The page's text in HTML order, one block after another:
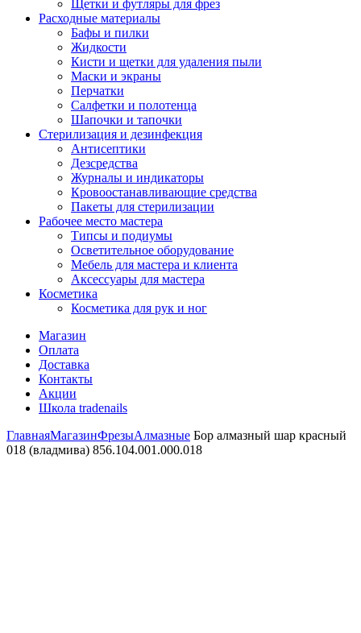
Щетки и футляры для фрез
Расходные материалы
Бафы и пилки
Жидкости
Кисти и щетки для удаления пыли
Маски и экраны
Перчатки
Салфетки и полотенца
Шапочки и тапочки
Стерилизация и дезинфекция
Антисептики
Дезсредства
Журналы и индикаторы
Кровоостанавливающие средства
Пакеты для стерилизации
Рабочее место мастера
Типсы и подиумы
Осветительное оборудование
Мебель для мастера и клиента
Аксессуары для мастера
Косметика
Косметика для рук и ног
Магазин
Оплата
Доставка
Контакты
Акции
Школа tradenails
ГлавнаяМагазинФрезыАлмазные Бор алмазный шар красный
018 (владмива) 856.104.001.000.018